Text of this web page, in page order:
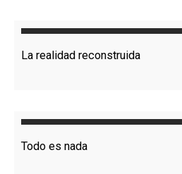
La realidad reconstruida
Todo es nada